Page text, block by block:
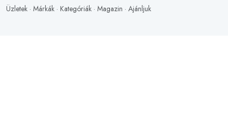
Üzletek · Márkák · Kategóriák · Magazin · Ajánljuk